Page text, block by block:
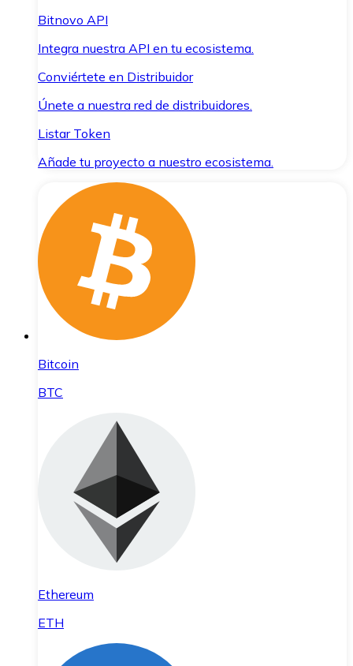
Bitnovo API
Integra nuestra API en tu ecosistema.
Conviértete en Distribuidor
Únete a nuestra red de distribuidores.
Listar Token
Añade tu proyecto a nuestro ecosistema.
Bitcoin
BTC
Ethereum
ETH